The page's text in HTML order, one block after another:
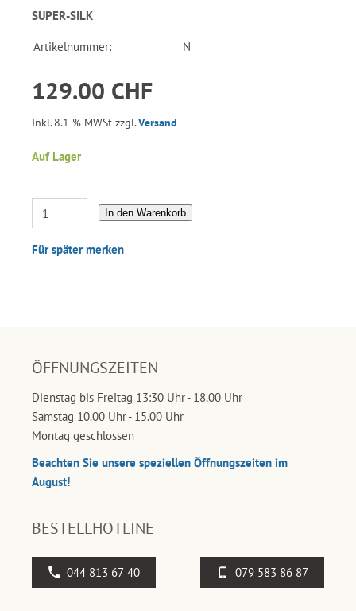
SUPER-SILK
Artikelnummer: N
129.00 CHF
Inkl. 8.1 % MWSt zzgl.Versand
Auf Lager
In den Warenkorb
Für später merken
ÖFFNUNGSZEITEN
Dienstag bis Freitag 13:30 Uhr - 18.00 Uhr
Samstag 10.00 Uhr - 15.00 Uhr
Montag geschlossen
Beachten Sie unsere speziellen Öffnungszeiten im
August!
BESTELLHOTLINE
044 813 67 40 079 583 86 87